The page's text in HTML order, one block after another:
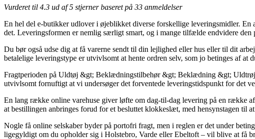
Vurderet til 4.3 ud af 5 stjerner baseret på 33 anmeldelser
En hel del e-butikker udlover i øjeblikket diverse forskellige leveringsmidler.
det. Leveringsformen er nemlig særligt smart, og i mange tilfælde endvidere
Du bør også udse dig at få varerne sendt til din lejlighed eller hus eller til dit
betalelige leveringstype er utvivlsomt at hente ordren selv, som jo betinges af at
Fragtperioden på Uldtøj &gt; Beklædningstilbehør &gt; Beklædning &gt;
utvivlsomt fornuftigt at vi undersøger det forventede leveringstidspunkt for det
En lang række online varehuse giver løfte om dag-til-dag levering på en
at bestillingen anbringes forud for et besluttet klokkeslæt, med hensynstagen til
Nogle få online selskaber byder på portofri fragt, men i reglen er det under
ligegyldigt om du opholder sig i Holstebro, Varde eller Ebeltoft – vil blive at få